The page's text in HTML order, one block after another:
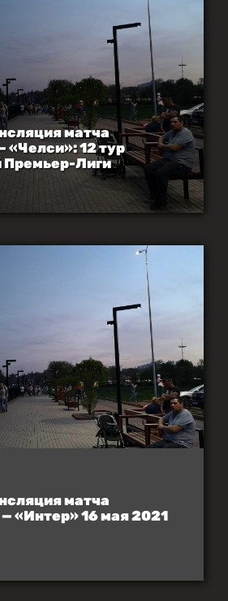
матча
«Челси»: 12 тур
Премьер-Лиги
матча
«Интер» 16 мая 2021